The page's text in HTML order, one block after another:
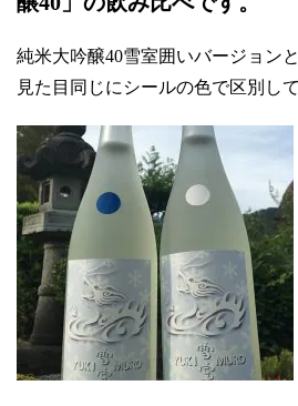
純米大吟醸40雪室囲いバージョン
見た目同じにシールの色で区別し